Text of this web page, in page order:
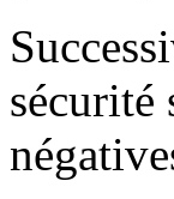
sécurité